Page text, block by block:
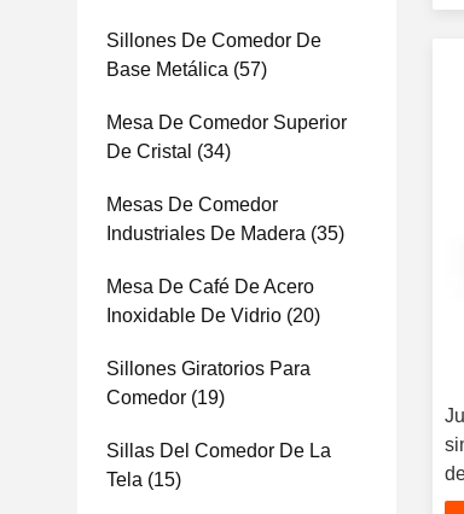
Sillones De Comedor De
Base Metálica (57)
Mesa De Comedor Superior
De Cristal (34)
Mesas De Comedor
Industriales De Madera (35)
Mesa De Café De Acero
Inoxidable De Vidrio (20)
Sillones Giratorios Para
Comedor (19)
Sillas Del Comedor De La
Tela (15)